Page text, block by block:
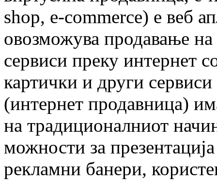
shop, e-commerce) e веб
овозможува продавање
сервиси преку интернет
картички и други
(интернет продавница)
на традиционалниот
можности за
рекламни банери,